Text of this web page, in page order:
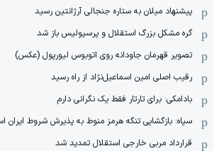
پیشنهاد میلان به ستاره جنجالی آرژانتین رسید
گره مشکل بزرگ استقلال و پرسپولیس باز شد
تصویر قهرمان جاودانه روی اتوبوس لیورپول (عکس)
رقیب اصلی امین اسماعیل‌نژاد از راه رسید
بادامکی: برای تارتار فقط یک نگرانی دارم
سپاه: بازگشایی تنگه هرمز منوط به پذیرش شروط ایران
قرارداد مربی خارجی استقلال تمدید شد